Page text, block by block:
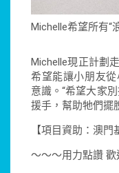
Michelle希望所有“
Michelle現正計劃
希望能讓小朋友
意識。“希望大家
援手，幫助牠們擺
【項目資助：澳門
～～～用力點讚